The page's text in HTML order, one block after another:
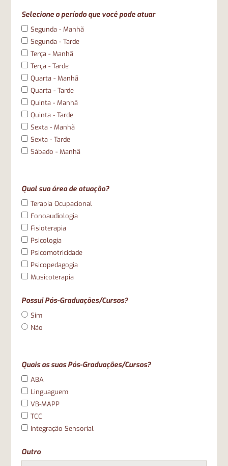
Selecione o período que você pode atuar
Segunda - Manhã
Segunda - Tarde
Terça - Manhã
Terça - Tarde
Quarta - Manhã
Quarta - Tarde
Quinta - Manhã
Quinta - Tarde
Sexta - Manhã
Sexta - Tarde
Sábado - Manhã
Qual sua área de atuação?
Terapia Ocupacional
Fonoaudiologia
Fisioterapia
Psicologia
Psicomotricidade
Psicopedagogia
Musicoterapia
Possui Pós-Graduações/Cursos?
Sim
Não
Quais as suas Pós-Graduações/Cursos?
ABA
Linguaguem
VB-MAPP
TCC
Integração Sensorial
Outro